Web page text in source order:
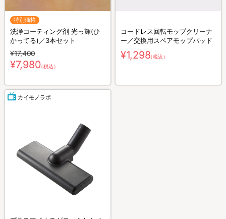
特別価格
洗浄コーティング剤 光っ輝(ひ
かってる)／3本セット
¥17,400
¥7,980（税込）
コードレス回転モップクリーナ
ー／交換用スペアモップパッド
¥1,298（税込）
カイモノラボ